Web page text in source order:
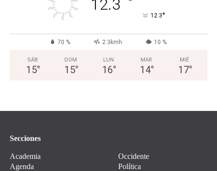
12.3
12.3°
70 % 2.3kmh 10 %
SÁB
15°
DOM
15°
LUN
16°
MAR
14°
MIÉ
17°
Secciones
Academia
Agenda
Occidente
Política